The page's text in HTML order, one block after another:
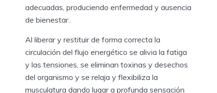
adecuadas, produciendo enfermedad y ausencia
de bienestar.
Al liberar y restituir de forma correcta la
circulación del flujo energético se alivia la fatiga
y las tensiones, se eliminan toxinas y desechos
del organismo y se relaja y flexibiliza la
musculatura dando lugar a profunda sensación